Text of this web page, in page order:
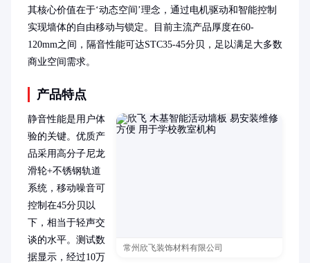
其核心价值在于‘动态空间’理念，通过电机驱动和智能控制
实现墙体的自由移动与锁定。目前主流产品厚度在60-
120mm之间，隔音性能可达STC35-45分贝，足以满足大多数
商业空间需求。
产品特点
常州欣飞装饰材料有限公司
静音性能是用户体
验的关键。优质产
品采用高分子尼龙
滑轮+不锈钢轨道
系统，移动噪音可
控制在45分贝以
下，相当于轻声交
谈的水平。测试数
据显示，经过10万